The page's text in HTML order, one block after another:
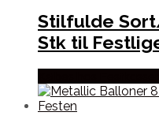
Stilfulde
Stk til